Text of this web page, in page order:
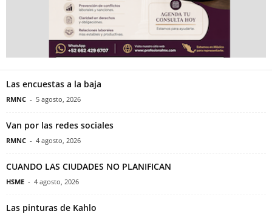
Las encuestas a la baja
RMNC - 5 agosto, 2026
Van por las redes sociales
RMNC - 4 agosto, 2026
CUANDO LAS CIUDADES NO PLANIFICAN
HSME - 4 agosto, 2026
Las pinturas de Kahlo